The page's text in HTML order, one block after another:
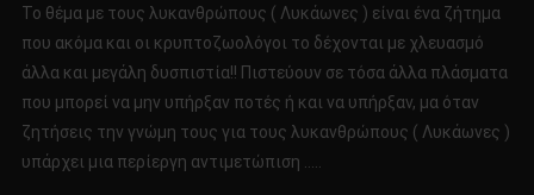
Το θέμα με τους λυκανθρώπους ( Λυκάωνες ) είναι ένα ζήτημα
που ακόμα και οι κρυπτοζωολόγοι το δέχονται με χλευασμό
άλλα και μεγάλη δυσπιστία!! Πιστεύουν σε τόσα άλλα πλάσματα
που μπορεί να μην υπήρξαν ποτές ή και να υπήρξαν, μα όταν
ζητήσεις την γνώμη τους για τους λυκανθρώπους ( Λυκάωνες )
υπάρχει μια περίεργη αντιμετώπιση …..